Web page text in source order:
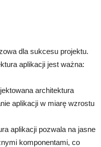
dla sukcesu projektu.
aplikacji jest ważna:
architektura
aplikacji w miarę wzrostu
aplikacji pozwala na jasne
komponentami, co